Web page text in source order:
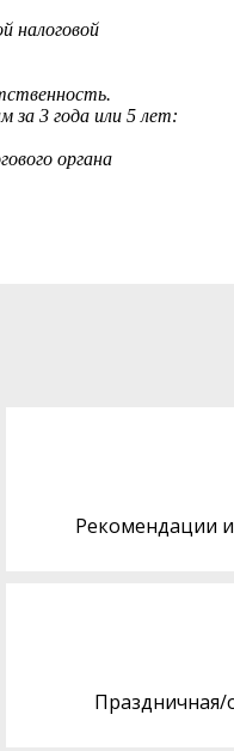
Рекомендации
Праздничная/